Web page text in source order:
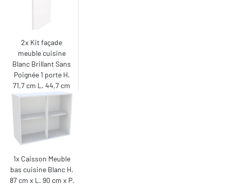
2x Kit façade
meuble cuisine
Blanc Brillant Sans
Poignée 1 porte H.
71,7 cm L. 44,7 cm
1x Caisson Meuble
bas cuisine Blanc H.
87 cm x L. 90 cm x P.